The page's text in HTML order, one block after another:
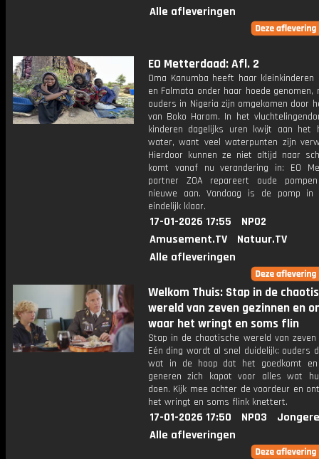
Alle afleveringen
EO Metterdaad: Afl. 2
Oma Kanumba heeft haar kleinkinderen
en Falmata onder haar hoede genomen,
ouders in Nigeria zijn omgekomen door
van Boko Haram. In het
kinderen dagelijks uren kwijt aan het
water, want veel waterpunten zijn
Hierdoor kunnen ze niet altijd naar
komt vanaf nu verandering in: EO
partner ZOA repareert oude
nieuwe aan. Vandaag is de pomp
eindelijk klaar.
17-01-2026 17:55
NPO2
Amusement.TV
Natuur.TV
Alle afleveringen
Welkom Thuis: Stap in de
wereld van zeven gezinnen en
waar het wringt en soms flin
Stap in de chaotische wereld van zeven
Eén ding wordt al snel duidelijk: ouders
wat in de hoop dat het goedkomt en
generen zich kapot voor alles wat
doen. Kijk mee achter de voordeur en
het wringt en soms flink knettert.
17-01-2026 17:50 NPO3
Alle afleveringen